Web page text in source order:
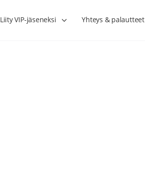
Liity VIP-jäseneksi Yhteys & palautteet